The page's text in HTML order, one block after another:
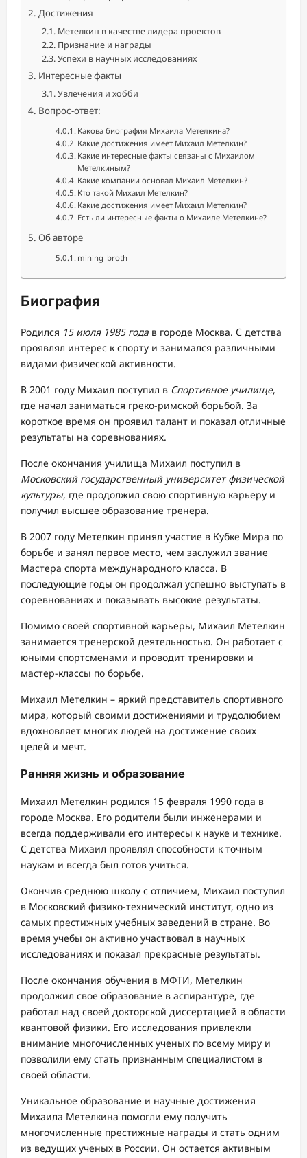
Достижения
Метелкин в качестве лидера проектов
Признание и награды
Успехи в научных исследованиях
Интересные факты
Увлечения и хобби
Вопрос-ответ:
Какова биография Михаила Метелкина?
Какие достижения имеет Михаил Метелкин?
Какие интересные факты связаны с Михаилом
Метелкиным?
Какие компании основал Михаил Метелкин?
Кто такой Михаил Метелкин?
Какие достижения имеет Михаил Метелкин?
Есть ли интересные факты о Михаиле Метелкине?
Об авторе
mining_broth
Биография
Родился 15 июля 1985 года в городе Москва. С детства
проявлял интерес к спорту и занимался различными
видами физической активности.
В 2001 году Михаил поступил в Спортивное училище,
где начал заниматься греко-римской борьбой. За
короткое время он проявил талант и показал отличные
результаты на соревнованиях.
После окончания училища Михаил поступил в
Московский государственный университет физической
культуры, где продолжил свою спортивную карьеру и
получил высшее образование тренера.
В 2007 году Метелкин принял участие в Кубке Мира по
борьбе и занял первое место, чем заслужил звание
Мастера спорта международного класса. В
последующие годы он продолжал успешно выступать в
соревнованиях и показывать высокие результаты.
Помимо своей спортивной карьеры, Михаил Метелкин
занимается тренерской деятельностью. Он работает с
юными спортсменами и проводит тренировки и
мастер-классы по борьбе.
Михаил Метелкин – яркий представитель спортивного
мира, который своими достижениями и трудолюбием
вдохновляет многих людей на достижение своих
целей и мечт.
Ранняя жизнь и образование
Михаил Метелкин родился 15 февраля 1990 года в
городе Москва. Его родители были инженерами и
всегда поддерживали его интересы к науке и технике.
С детства Михаил проявлял способности к точным
наукам и всегда был готов учиться.
Окончив среднюю школу с отличием, Михаил поступил
в Московский физико-технический институт, одно из
самых престижных учебных заведений в стране. Во
время учебы он активно участвовал в научных
исследованиях и показал прекрасные результаты.
После окончания обучения в МФТИ, Метелкин
продолжил свое образование в аспирантуре, где
работал над своей докторской диссертацией в области
квантовой физики. Его исследования привлекли
внимание многочисленных ученых по всему миру и
позволили ему стать признанным специалистом в
своей области.
Уникальное образование и научные достижения
Михаила Метелкина помогли ему получить
многочисленные престижные награды и стать одним
из ведущих ученых в России. Он остается активным